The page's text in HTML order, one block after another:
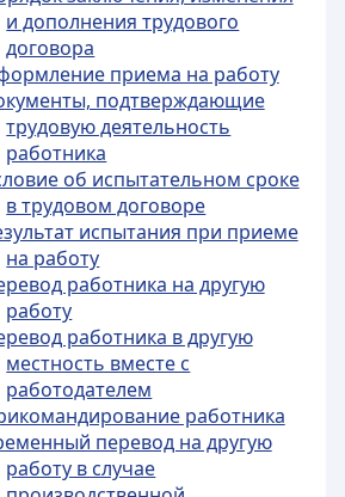
и дополнения трудового
договора
приема на работу
подтверждающие
трудовую деятельность
работника
об испытательном сроке
в трудовом договоре
испытания при приеме
на работу
работника на другую
работу
работника в другую
местность вместе с
работодателем
работника
перевод на другую
работу в случае